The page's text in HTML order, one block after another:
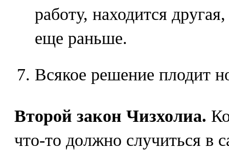
работу, находится
еще раньше.
Всякое решение плодит
Второй закон Чизхолиа.
что-то должно случиться в